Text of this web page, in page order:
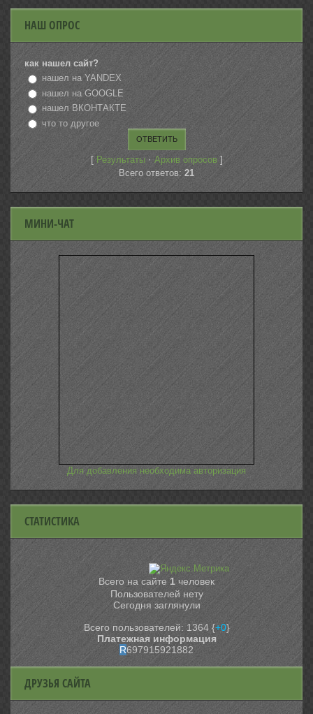
НАШ ОПРОС
как нашел сайт?
нашел на YANDEX
нашел на GOOGLE
нашел ВКОНТАКТЕ
что то другое
[ Результаты· Архив опросов]
Всего ответов:21
МИНИ-ЧАТ
Для добавления необходима авторизация
СТАТИСТИКА
Всего на сайте 1 человек
Пользователей нету
Сегодня заглянули
Всего пользователей: 1364 {+0}
Платежная информация
R697915921882
ДРУЗЬЯ САЙТА